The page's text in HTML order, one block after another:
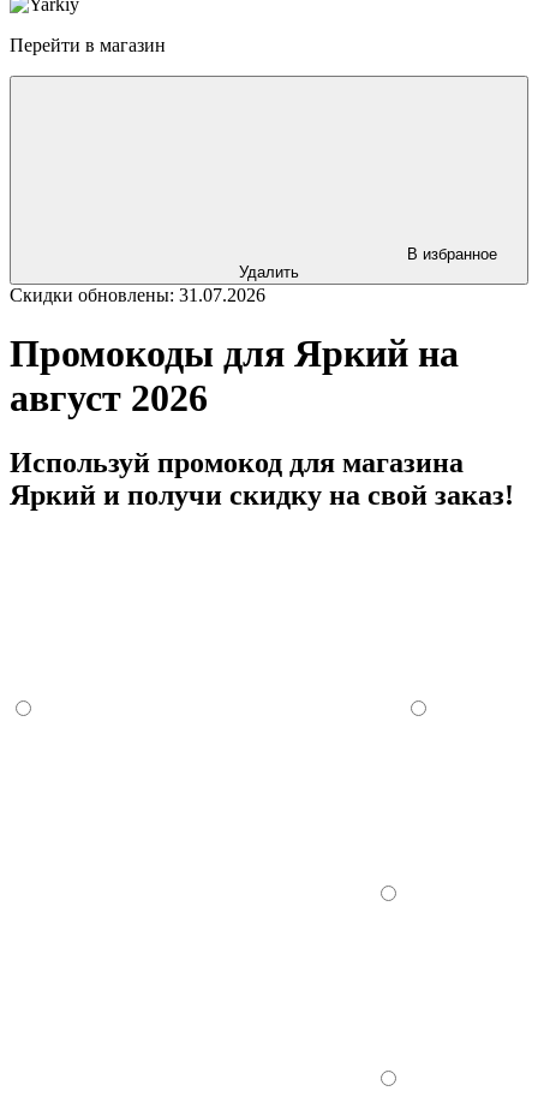
Перейти в магазин
В избранное
Удалить
Скидки обновлены: 31.07.2026
Промокоды для Яркий на
август 2026
Используй промокод для магазина
Яркий и получи скидку на свой заказ!